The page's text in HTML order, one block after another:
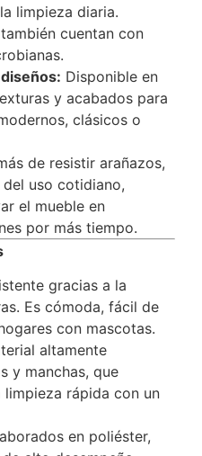
limpieza diaria.
cuentan con
Disponible en
y acabados para
clásicos o
de resistir arañazos,
uso cotidiano,
el mueble en
por más tiempo.
gracias a la
Es cómoda, fácil de
con mascotas.
altamente
y manchas, que
limpieza rápida con un
en poliéster,